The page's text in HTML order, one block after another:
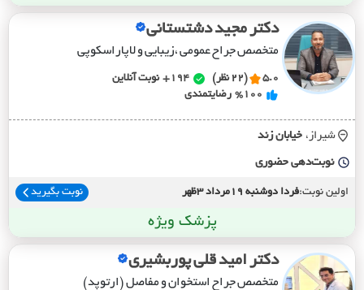
دکتر مجید دشتستانی
متخصص جراح عمومی ،زیبایی و لاپاراسکوپی
5.0 (22 نظر) 194+
نوبت آنلاین
%100 رضایتمندی
شیراز، خيابان زند
نوبت‌دهی حضوری
اولین نوبت:فردا دوشنبه 19مرداد 3ظهر نوبت بگیرید
پزشک ویژه
دکتر امید قلی پوربشیری
متخصص جراح استخوان و مفاصل (ارتوپد)